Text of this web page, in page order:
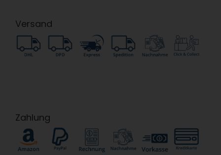
Versand
Zahlung